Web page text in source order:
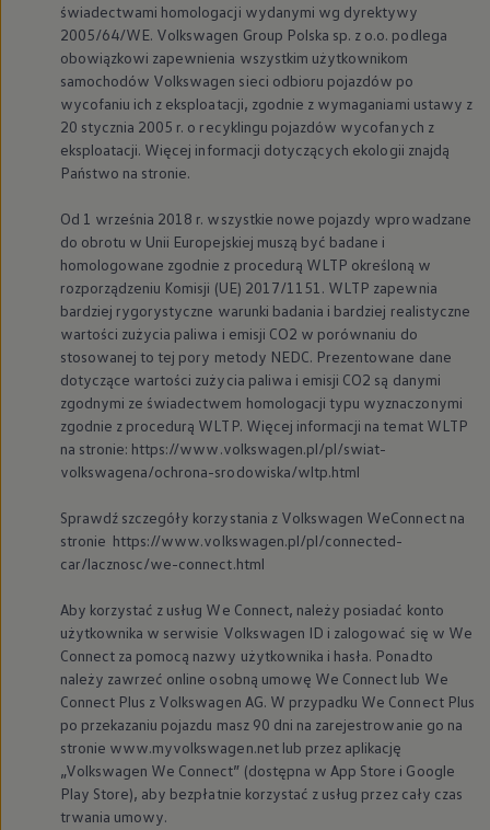
świadectwami homologacji wydanymi wg dyrektywy
2005/64/WE. Volkswagen Group Polska sp. z o.o. podlega
obowiązkowi zapewnienia wszystkim użytkownikom
samochodów Volkswagen sieci odbioru pojazdów po
wycofaniu ich z eksploatacji, zgodnie z wymaganiami ustawy z
20 stycznia 2005 r. o recyklingu pojazdów wycofanych z
eksploatacji. Więcej informacji dotyczących ekologii znajdą
Państwo na stronie.
Od 1 września 2018 r. wszystkie nowe pojazdy wprowadzane
do obrotu w Unii Europejskiej muszą być badane i
homologowane zgodnie z procedurą WLTP określoną w
rozporządzeniu Komisji (UE) 2017/1151. WLTP zapewnia
bardziej rygorystyczne warunki badania i bardziej realistyczne
wartości zużycia paliwa i emisji CO2 w porównaniu do
stosowanej to tej pory metody NEDC. Prezentowane dane
dotyczące wartości zużycia paliwa i emisji CO2 są danymi
zgodnymi ze świadectwem homologacji typu wyznaczonymi
zgodnie z procedurą WLTP. Więcej informacji na temat WLTP
na stronie: https://www.volkswagen.pl/pl/swiat-
volkswagena/ochrona-srodowiska/wltp.html
Sprawdź szczegóły korzystania z Volkswagen WeConnect na
stronie https://www.volkswagen.pl/pl/connected-
car/lacznosc/we-connect.html
Aby korzystać z usług We Connect, należy posiadać konto
użytkownika w serwisie Volkswagen ID i zalogować się w We
Connect za pomocą nazwy użytkownika i hasła. Ponadto
należy zawrzeć online osobną umowę We Connect lub We
Connect Plus z Volkswagen AG. W przypadku We Connect Plus
po przekazaniu pojazdu masz 90 dni na zarejestrowanie go na
stronie www.myvolkswagen.net lub przez aplikację
„Volkswagen We Connect” (dostępna w App Store i Google
Play Store), aby bezpłatnie korzystać z usług przez cały czas
trwania umowy.